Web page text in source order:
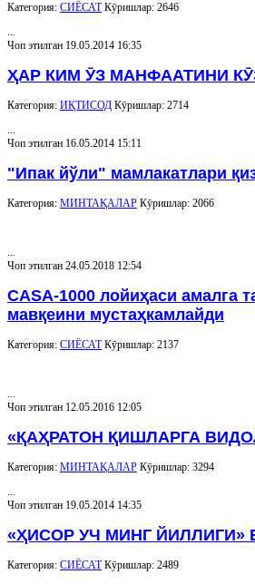
Категория: СИЁСАТ Кӯришлар: 2646
...
Чоп этилган 19.05.2014 16:35
ҲАР КИМ ӮЗ МАНФААТИНИ
Категория: ИҚТИСОД Кӯришлар: 2714
...
Чоп этилган 16.05.2014 15:11
"Ипак йўли" мамлакатлари
Категория: МИНТАҚАЛАР Кӯришлар: 2066
...
Чоп этилган 24.05.2018 12:54
CASA-1000 лойиҳаси амалга
мавқеини мустаҳкамлайди
Категория: СИЁСАТ Кӯришлар: 2137
...
Чоп этилган 12.05.2016 12:05
«ҚАҲРАТОН ҚИШЛАРГА
Категория: МИНТАҚАЛАР Кӯришлар: 3294
Чоп этилган 19.05.2014 14:35
«ҲИСОР УЧ МИНГ ЙИЛЛИГИ»
Категория: СИЁСАТ Кӯришлар: 2489